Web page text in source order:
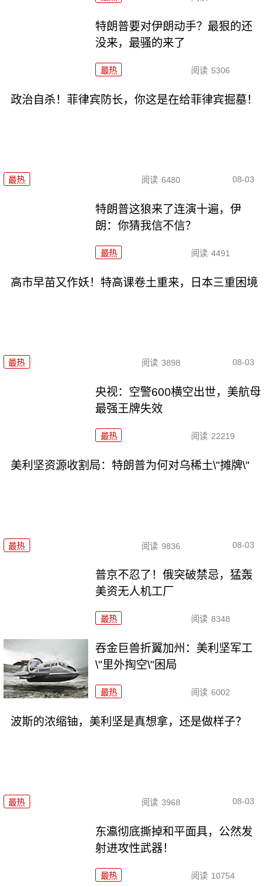
特朗普要对伊朗动手？最狠的还
没来，最骚的来了
最热 阅读 5306
政治自杀！菲律宾防长，你这是在给菲律宾掘墓！
最热 阅读 6480 08-03
特朗普这狼来了连演十遍，伊
朗：你猜我信不信？
最热 阅读 4491
高市早苗又作妖！特高课卷土重来，日本三重困境
最热 阅读 3898 08-03
央视：空警600横空出世，美航母
最强王牌失效
最热 阅读 22219
美利坚资源收割局：特朗普为何对乌稀土\"摊牌\"
最热 阅读 9836 08-03
普京不忍了！俄突破禁忌，猛轰
美资无人机工厂
最热 阅读 8348
吞金巨兽折翼加州：美利坚军工
\"里外掏空\"困局
最热 阅读 6002
波斯的浓缩铀，美利坚是真想拿，还是做样子？
最热 阅读 3968 08-03
东瀛彻底撕掉和平面具，公然发
射进攻性武器！
最热 阅读 10754